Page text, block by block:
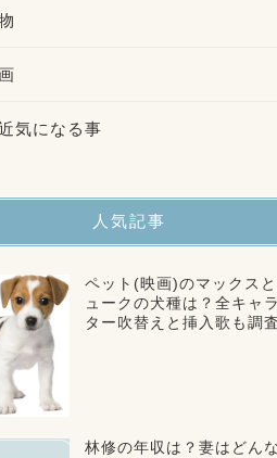
気になる事
人気記事
ペット(映画)のマックス
ュークの犬種は？全キャ
ター吹替えと挿入歌も調査
林修の年収は？妻はどんな